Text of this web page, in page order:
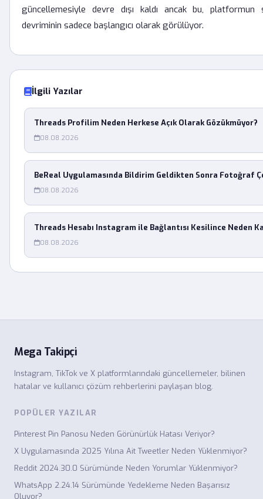
güncellemesiyle devre dışı kaldı ancak bu, platformun
devriminin sadece başlangıcı olarak görülüyor.
İlgili Yazılar
Threads Profilim Neden Herkese Açık Olarak Gözükmüyor?
08.08.2026
BeReal Uygulamasında Bildirim Geldikten Sonra Fotoğraf
08.08.2026
Threads Hesabı Instagram ile Bağlantısı Kesilince Neden
08.08.2026
Mega Takipçi
Instagram, TikTok ve X platformlarındaki güncellemeler, bilinen
hatalar ve kullanıcı çözüm rehberlerini paylaşan blog.
POPÜLER YAZILAR
Pinterest Pin Panosu Neden Görünürlük Hatası Veriyor?
X Uygulamasında 2025 Yılına Ait Tweetler Neden Yüklenmiyor?
Reddit 2024.30.0 Sürümünde Neden Yorumlar Yüklenmiyor?
WhatsApp 2.24.14 Sürümünde Yedekleme Neden Başarısız
Oluyor?